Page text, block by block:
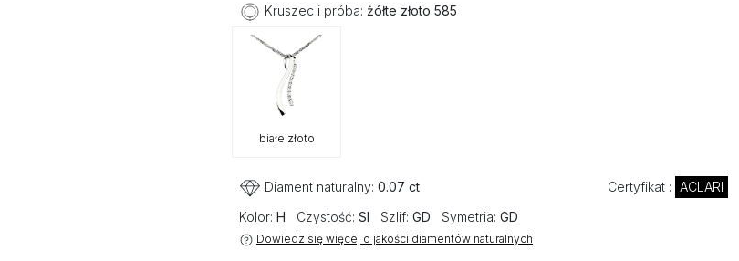
Kruszec i próba: żółte złoto 585
białe złoto
Diament naturalny: 0.07 ct Certyfikat : ACLARI
Kolor: H Czystość: SI Szlif: GD Symetria: GD
Dowiedz się więcej o jakości diamentów naturalnych